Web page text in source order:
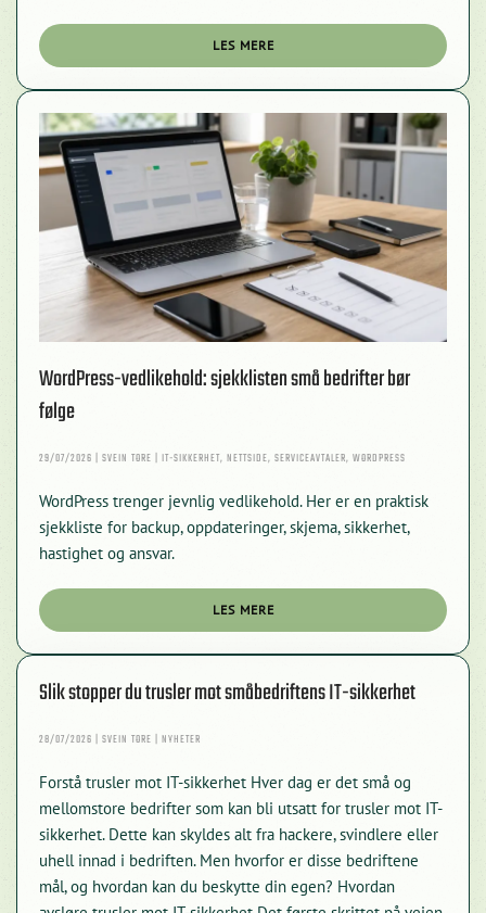
LES MERE
WordPress-vedlikehold: sjekklisten små bedrifter bør
følge
29/07/2026 | SVEIN TORE | IT-SIKKERHET, NETTSIDE, SERVICEAVTALER, WORDPRESS
WordPress trenger jevnlig vedlikehold. Her er en praktisk
sjekkliste for backup, oppdateringer, skjema, sikkerhet,
hastighet og ansvar.
LES MERE
Slik stopper du trusler mot småbedriftens IT-sikkerhet
28/07/2026 | SVEIN TORE | NYHETER
Forstå trusler mot IT-sikkerhet Hver dag er det små og
mellomstore bedrifter som kan bli utsatt for trusler mot IT-
sikkerhet. Dette kan skyldes alt fra hackere, svindlere eller
uhell innad i bedriften. Men hvorfor er disse bedriftene
mål, og hvordan kan du beskytte din egen? Hvordan